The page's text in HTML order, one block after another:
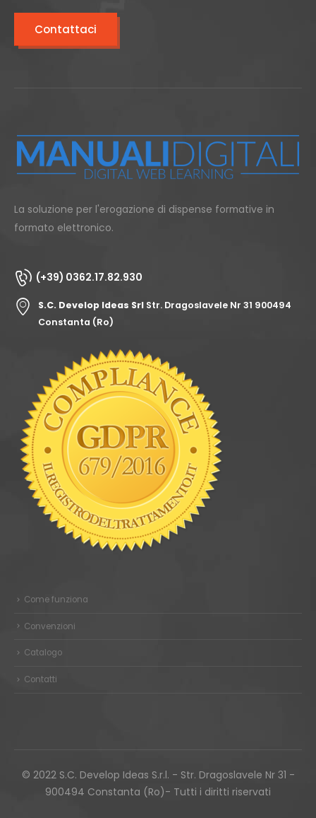
Contattaci
La soluzione per l'erogazione di dispense formative in
formato elettronico.
(+39) 0362.17.82.930
S.C. Develop Ideas Srl Str. Dragoslavele Nr 31 900494
Constanta (Ro)
Come funziona
Convenzioni
Catalogo
Contatti
© 2022 S.C. Develop Ideas S.r.l. - Str. Dragoslavele Nr 31 -
900494 Constanta (Ro)- Tutti i diritti riservati